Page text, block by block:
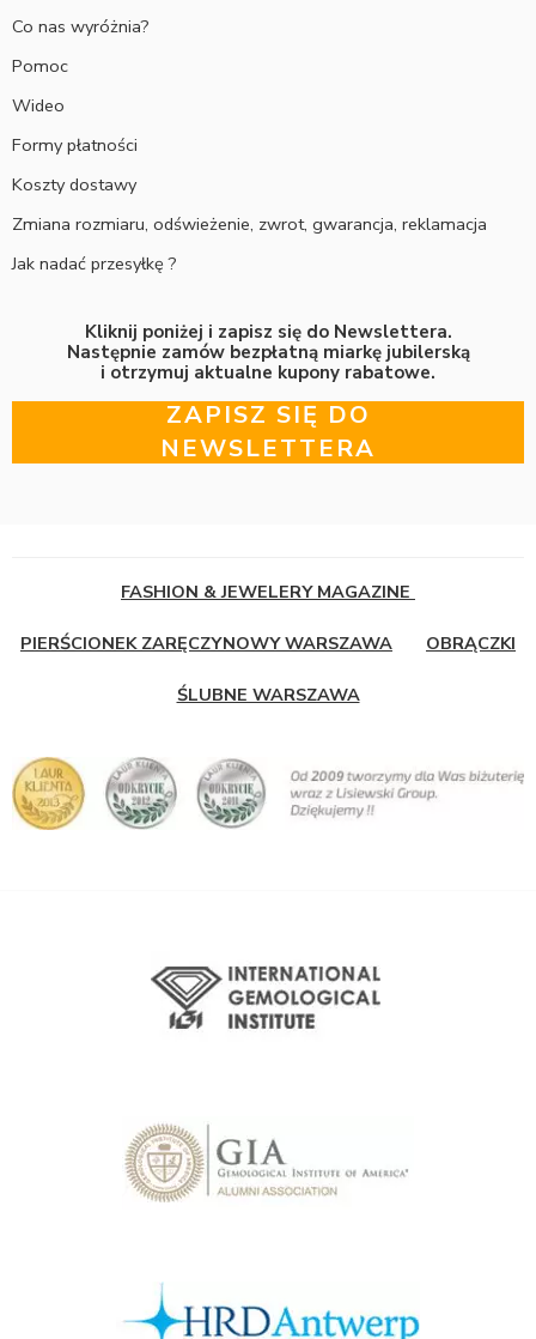
Co nas wyróżnia?
Pomoc
Wideo
Formy płatności
Koszty dostawy
Zmiana rozmiaru, odświeżenie, zwrot, gwarancja, reklamacja
Jak nadać przesyłkę ?
Kliknij poniżej i zapisz się do Newslettera.
Następnie zamów bezpłatną miarkę jubilerską
i otrzymuj aktualne kupony rabatowe.
ZAPISZ SIĘ DO
NEWSLETTERA
FASHION & JEWELERY MAGAZINE
PIERŚCIONEK ZARĘCZYNOWY WARSZAWA OBRĄCZKI
ŚLUBNE WARSZAWA